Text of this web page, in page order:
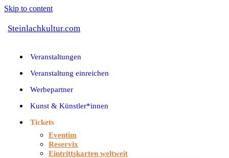
Skip to content
Steinlachkultur.com
Veranstaltungen
Veranstaltung einreichen
Werbepartner
Kunst & Künstler*innen
Tickets
Eventim
Reservix
Eintrittskarten weltweit